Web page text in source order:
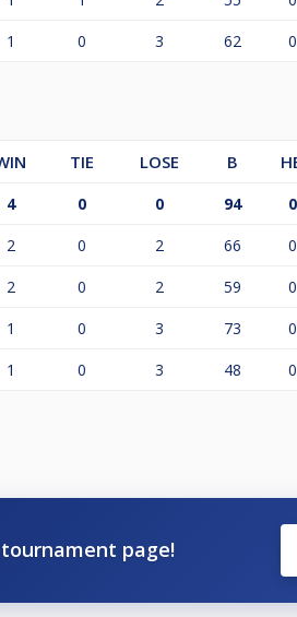
1 0 3 62 0
TIE LOSE B
4 0 0 94 0
2 0 2 66 0
2 0 2 59 0
1 0 3 73 0
1 0 3 48 0
page!